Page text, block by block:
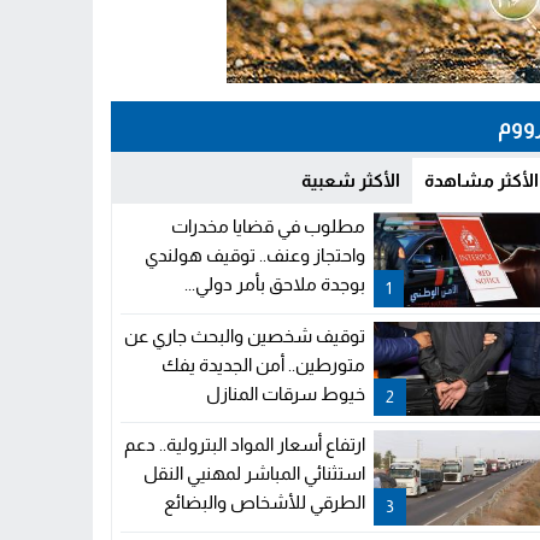
الأكثر مشاهدة الأكثر شعبية
1
مطلوب في قضايا مخدرات
واحتجاز وعنف.. توقيف هولندي
بوجدة ملاحق بأمر دولي...
2
توقيف شخصين والبحث جاري عن
متورطين.. أمن الجديدة يفك
خيوط سرقات المنازل
3
ارتفاع أسعار المواد البترولية.. دعم
استثنائي المباشر لمهنيي النقل
الطرقي للأشخاص والبضائع